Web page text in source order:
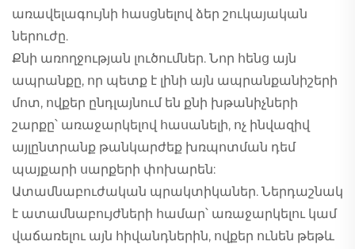
առավելագույնի հասցնելով ձեր շուկայական
ներուժը.
Քնի առողջության լուծումներ. Նոր հենց այն
ապրանքը, որ պետք է լինի այն ապրանքանիշերի
մոտ, ովքեր ընդլայնում են քնի խթանիչների
շարքը՝ առաջարկելով հասանելի, ոչ ինվազիվ
այլընտրանք թանկարժեք խռպոտման դեմ
պայքարի սարքերի փոխարեն:
Ատամնաբուժական պրակտիկաներ. Ներդաշնակ
է ատամնաբույժների համար՝ առաջարկելու կամ
վաճառելու այն հիվանդներին, ովքեր ունեն թեթև